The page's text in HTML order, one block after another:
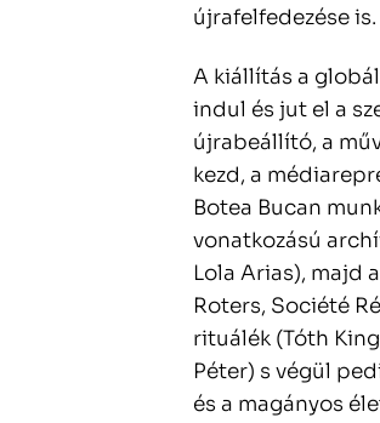
újrafelfedezése is.
A kiállítás a
indul és jut el a
újrabeállító, a
kezd, a
Botea Bucan
vonatkozású
Lola Arias), majd
Roters, Société
rituálék (Tóth
Péter) s végül
és a magányos